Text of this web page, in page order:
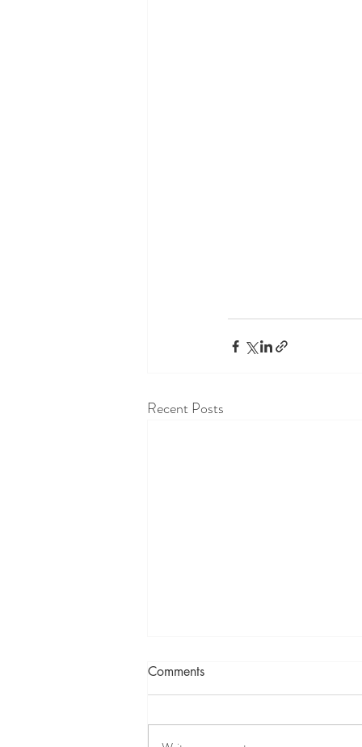
Recent Posts
Memahami INFLAMASI
Comments